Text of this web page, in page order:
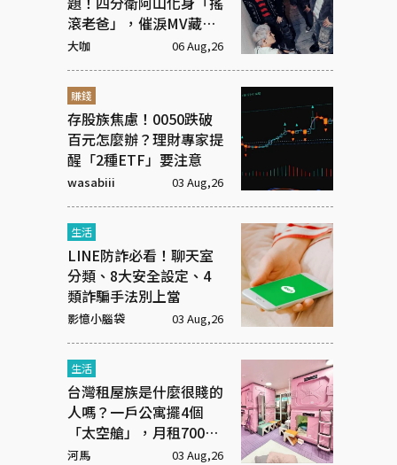
滾老爸」，催淚MV藏大
洋蔥
大咖 06 Aug,26
賺錢
存股族焦慮！0050跌破
百元怎麼辦？理財專家提
醒「2種ETF」要注意
wasabiii 03 Aug,26
生活
LINE防詐必看！聊天室
分類、8大安全設定、4
類詐騙手法別上當
影憶小腦袋 03 Aug,26
生活
台灣租屋族是什麼很賤的
人嗎？一戶公寓擺4個
「太空艙」，月租7000
元
河馬 03 Aug,26